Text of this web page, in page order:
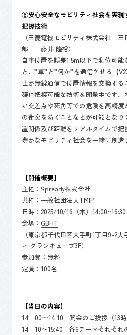
⑥安心安全なモビリティ社会を実現
把握技術
（三菱電機モビリティ株式会社
部 藤井 隆裕）
自車位置を誤差1.5m以下で測位可能
と、”車”と”何か”を通信させる【
士が無線通信で位置情報を交換す
確に把握可能な技術を開発中です
い交差点や死角等での危険を高精度
の衝突を防ぐことなどが可能とな
置関係及び距離をリアルタイムで把
豊かなモビリティ社会を一緒に創造
【開催概要】
主催：Spready株式会社
共催：一般社団法人TMIP
日時：2025/10/16（木）14:00~16:30
会場： GBHT
（東京都千代田区大手町1丁目9-2
ィ グランキューブ3F）
参加費：無料
定員：100名
【当日の内容】
14：00〜14:10 開会のご挨拶（13時
14：10〜15:40 各6テーマそれぞれ